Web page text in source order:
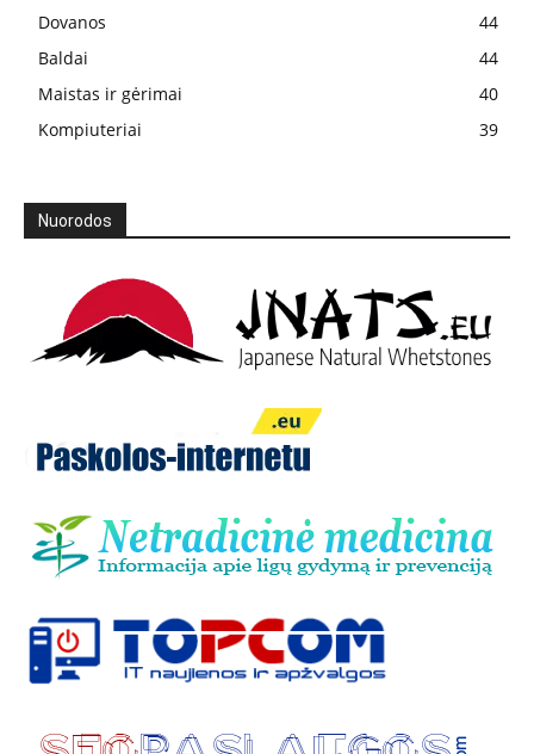
Dovanos
44
Baldai
44
Maistas ir gėrimai
40
Kompiuteriai
39
Nuorodos